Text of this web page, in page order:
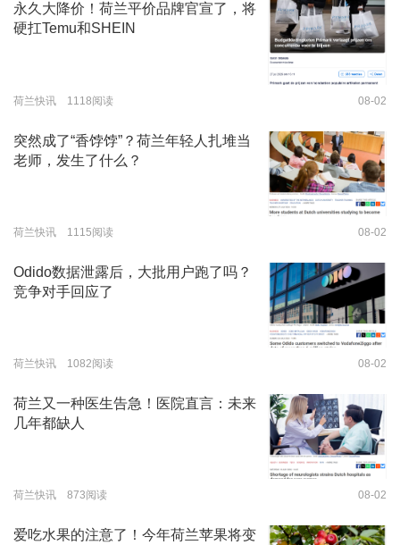
永久大降价！荷兰平价品牌官宣了，将
硬扛Temu和SHEIN
荷兰快讯 1118阅读 08-02
突然成了“香饽饽”？荷兰年轻人扎堆当
老师，发生了什么？
荷兰快讯 1115阅读 08-02
Odido数据泄露后，大批用户跑了吗？
竞争对手回应了
荷兰快讯 1082阅读 08-02
荷兰又一种医生告急！医院直言：未来
几年都缺人
荷兰快讯 873阅读 08-02
爱吃水果的注意了！今年荷兰苹果将变